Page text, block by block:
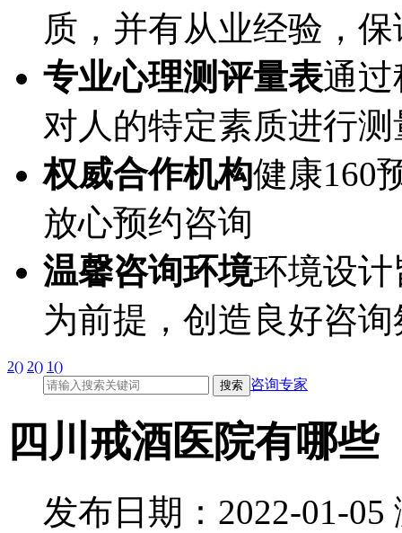
质，并有从业经验，
专业心理测评量表通
对人的特定素质进行
权威合作机构健康160
放心预约咨询
温馨咨询环境环境设
为前提，创造良好咨
2() 2() 1()
咨询专家
四川戒酒医院有哪些
发布日期：2022-01-05